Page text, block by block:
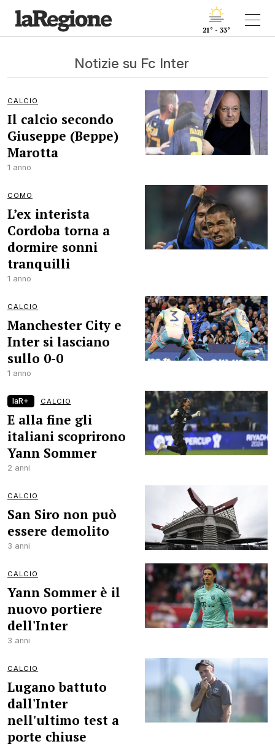
21° - 33°
Notizie su Fc Inter
CALCIO
Il calcio secondo
Giuseppe (Beppe)
Marotta
1 anno
COMO
L’ex interista
Cordoba torna a
dormire sonni
tranquilli
1 anno
CALCIO
Manchester City e
Inter si lasciano
sullo 0-0
1 anno
laR+ CALCIO
E alla fine gli
italiani scoprirono
Yann Sommer
2 anni
CALCIO
San Siro non può
essere demolito
3 anni
CALCIO
Yann Sommer è il
nuovo portiere
dell'Inter
3 anni
CALCIO
Lugano battuto
dall'Inter
nell'ultimo test a
porte chiuse